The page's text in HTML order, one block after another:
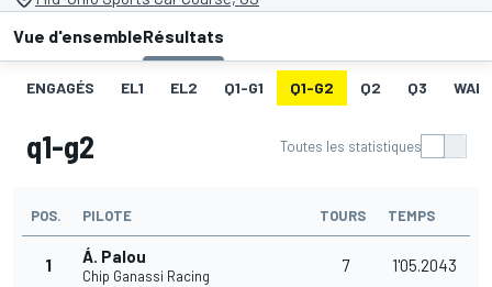
Vue d'ensembleRésultats
ENGAGÉS EL1 EL2 Q1-G1 Q1-G2 Q2 Q3
q1-g2 Toutes les statistiques
POS. PILOTE TOURS TEMPS
1 Á. Palou
Chip Ganassi Racing
7 1'05.2043